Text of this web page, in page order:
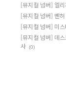
[뮤지컬 넘버] 엘
[뮤지컬 넘버] 벤
[뮤지컬 넘버] 미
[뮤지컬 넘버] 데
사 (0)